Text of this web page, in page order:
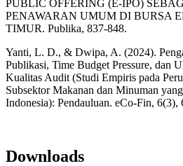
PUBLIC OFFERING (E-IPO)
PENAWARAN UMUM DI BURSA
TIMUR. Publika, 837-848.
Yanti, L. D., & Dwipa, A. (2024).
Publikasi, Time Budget Pressure, dan
Kualitas Audit (Studi Empiris pada
Subsektor Makanan dan Minuman
Indonesia): Pendauluan. eCo-Fin, 6(3),
Downloads